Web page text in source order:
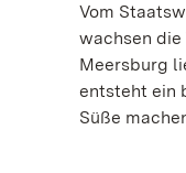
Vom
wachsen die
Meersburg
entsteht ein
Süße